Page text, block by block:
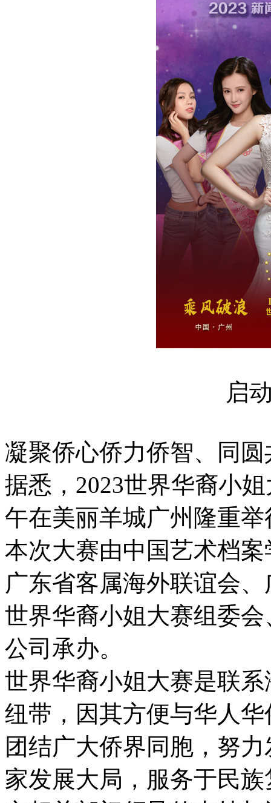
启
凝聚侨心侨力侨智、同
据悉，2023世界华裔小
午在美丽羊城广州隆重举
本次大赛由中国艺术档
广东省客属海外联谊会
世界华裔小姐大赛组委
公司承办。
世界华裔小姐大赛是联
纽带，因其方便与华人
团结广大侨界同胞，努
家发展大局，服务于民